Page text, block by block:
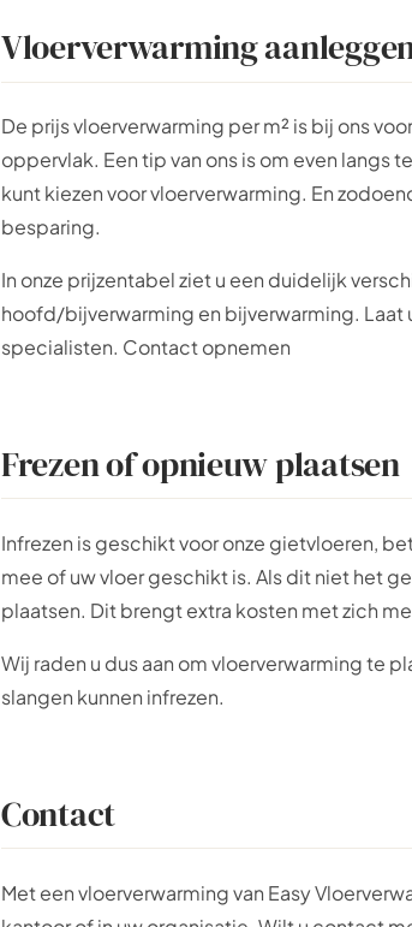
Vloerverwarming
De prijs vloerverwarming per m² is bij ons
oppervlak. Een tip van ons is om even langs
kunt kiezen voor vloerverwarming. En
besparing.
In onze prijzentabel ziet u een duidelijk
hoofd/bijverwarming en bijverwarming. Laat
specialisten. Contact opnemen
Frezen of opnieuw plaatsen
Infrezen is geschikt voor onze gietvloeren,
mee of uw vloer geschikt is. Als dit niet het
plaatsen. Dit brengt extra kosten met zich
Wij raden u dus aan om vloerverwarming te
slangen kunnen infrezen.
Contact
Met een vloerverwarming van Easy